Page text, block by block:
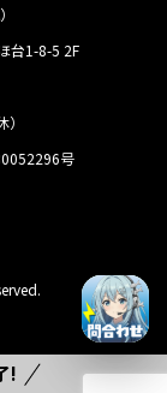
台1-8-5 2F
号
!